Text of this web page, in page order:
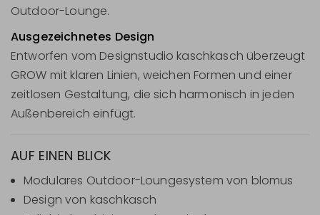
Outdoor-Lounge.
Ausgezeichnetes Design
Entworfen vom Designstudio kaschkasch überzeugt
GROW mit klaren Linien, weichen Formen und einer
zeitlosen Gestaltung, die sich harmonisch in jeden
Außenbereich einfügt.
AUF EINEN BLICK
Modulares Outdoor-Loungesystem von blomus
Design von kaschkasch